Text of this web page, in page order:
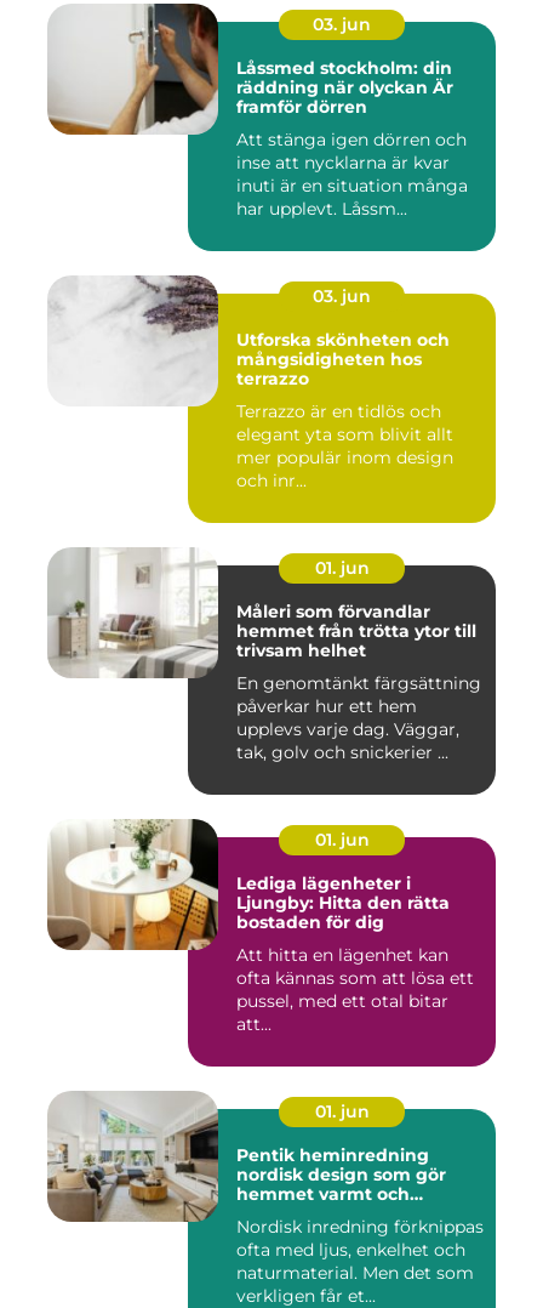
03. jun
Låssmed stockholm: din
räddning när olyckan Är
framför dörren
Att stänga igen dörren och
inse att nycklarna är kvar
inuti är en situation många
har upplevt. Låssm...
03. jun
Utforska skönheten och
mångsidigheten hos
terrazzo
Terrazzo är en tidlös och
elegant yta som blivit allt
mer populär inom design
och inr...
01. jun
Måleri som förvandlar
hemmet från trötta ytor till
trivsam helhet
En genomtänkt färgsättning
påverkar hur ett hem
upplevs varje dag. Väggar,
tak, golv och snickerier ...
01. jun
Lediga lägenheter i
Ljungby: Hitta den rätta
bostaden för dig
Att hitta en lägenhet kan
ofta kännas som att lösa ett
pussel, med ett otal bitar
att...
01. jun
Pentik heminredning
nordisk design som gör
hemmet varmt och
Nordisk inredning förknippas
ofta med ljus, enkelhet och
naturmaterial. Men det som
verkligen får et...